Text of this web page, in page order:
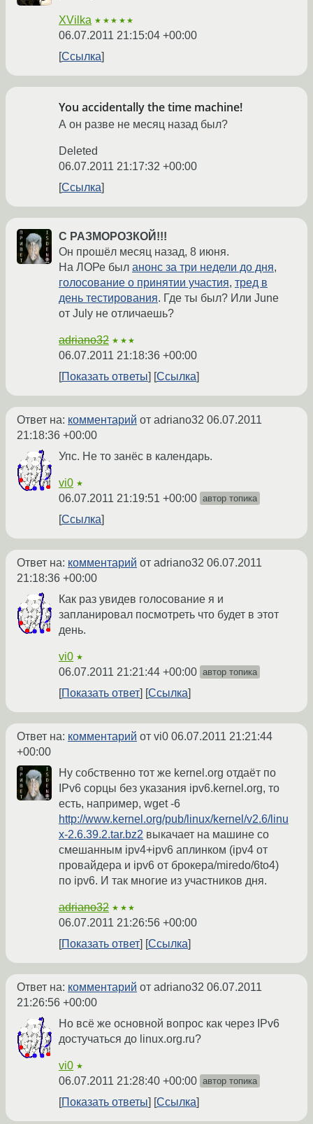
XVilka ★★★★★
06.07.2011 21:15:04 +00:00
Ссылка
You accidentally the time machine!
А он разве не месяц назад был?
Deleted
06.07.2011 21:17:32 +00:00
Ссылка
С РАЗМОРОЗКОЙ!!!
Он прошёл месяц назад, 8 июня.
На ЛОРе был анонс за три недели до дня,
голосование о принятии участия, тред в
день тестирования. Где ты был? Или June
от July не отличаешь?
adriano32 ★★★
06.07.2011 21:18:36 +00:00
Показать ответы
Ссылка
Ответ на: комментарий от adriano32 06.07.2011
21:18:36 +00:00
Упс. Не то занёс в календарь.
vi0 ★
06.07.2011 21:19:51 +00:00 автор топика
Ссылка
Ответ на: комментарий от adriano32 06.07.2011
21:18:36 +00:00
Как раз увидев голосование я и
запланировал посмотреть что будет в этот
день.
vi0 ★
06.07.2011 21:21:44 +00:00 автор топика
Показать ответ Ссылка
Ответ на: комментарий от vi0 06.07.2011 21:21:44
+00:00
Ну собственно тот же kernel.org отдаёт по
IPv6 сорцы без указания ipv6.kernel.org, то
есть, например, wget -6
http://www.kernel.org/pub/linux/kernel/v2.6/linu
x-2.6.39.2.tar.bz2 выкачает на машине со
смешанным ipv4+ipv6 аплинком (ipv4 от
провайдера и ipv6 от брокера/miredo/6to4)
по ipv6. И так многие из участников дня.
adriano32 ★★★
06.07.2011 21:26:56 +00:00
Показать ответ
Ссылка
Ответ на: комментарий от adriano32 06.07.2011
21:26:56 +00:00
Но всё же основной вопрос как через IPv6
достучаться до linux.org.ru?
vi0 ★
06.07.2011 21:28:40 +00:00 автор топика
Показать ответы Ссылка